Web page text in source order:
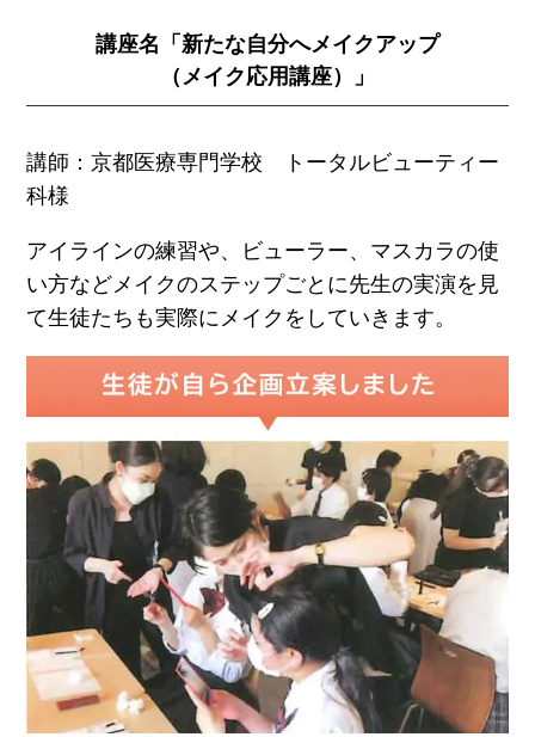
講座名「新たな自分へメイクアップ
（メイク応用講座）」
講師：京都医療専門学校 トータルビューティー
科様
アイラインの練習や、ビューラー、マスカラの使
い方などメイクのステップごとに先生の実演を見
て生徒たちも実際にメイクをしていきます。